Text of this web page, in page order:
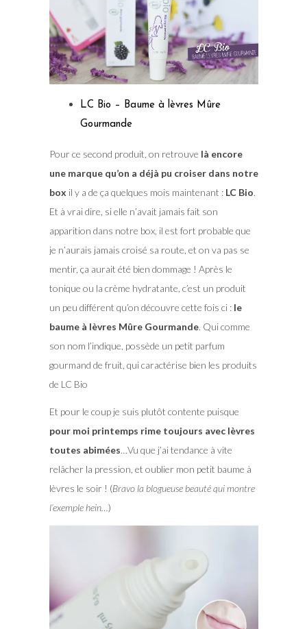
LC Bio – Baume à lèvres Mûre
Gourmande
Pour ce second produit, on retrouve là encore
une marque qu’on a déjà pu croiser dans notre
box il y a de ça quelques mois maintenant :LC Bio.
Et à vrai dire, si elle n’avait jamais fait son
apparition dans notre box, il est fort probable que
je n’aurais jamais croisé sa route, et on va pas se
mentir, ça aurait été bien dommage ! Après le
tonique ou la crème hydratante, c’est un produit
un peu différent qu’on découvre cette fois ci :le
baume à lèvres Mûre Gourmande. Qui comme
son nom l’indique, possède un petit parfum
gourmand de fruit, qui caractérise bien les produits
de LC Bio
Et pour le coup je suis plutôt contente puisque
pour moi printemps rime toujours avec lèvres
toutes abimées…Vu que j’ai tendance à vite
relâcher la pression, et oublier mon petit baume à
lèvres le soir ! (Bravo la blogueuse beauté qui montre
l’exemple hein…)